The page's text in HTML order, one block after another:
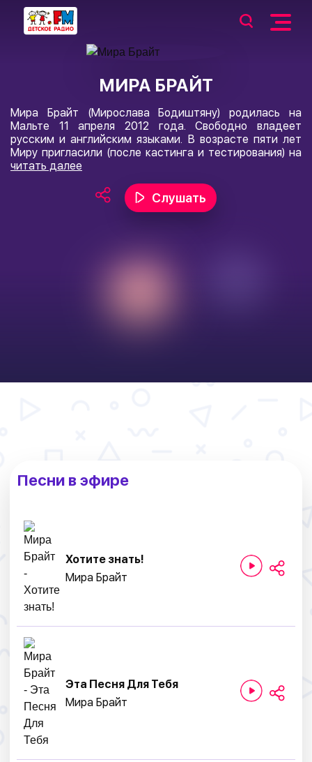
МИРА БРАЙТ
Мира Брайт (Мирослава Бодиштяну) родилась на
Мальте 11 апреля 2012 года. Свободно владеет
русским и английским языками. В возрасте пяти лет
Миру пригласили (после кастинга и тестирования) на
читать далее
Слушать
Песни в эфире
Хотите знать!
Мира Брайт
Эта Песня Для Тебя
Мира Брайт